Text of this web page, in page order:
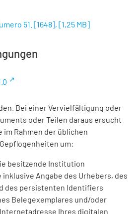
51. [1648], [1,25 MB]
Bei einer Vervielfältigung oder
oder Teilen daraus ersucht
im Rahmen der üblichen
um:
besitzende Institution
inklusive Angabe des Urhebers, des
des persistenten Identifiers
Belegexemplares und/oder
Ihres digitalen